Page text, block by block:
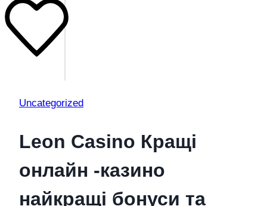
Uncategorized
Leon Casino Кращі
онлайн -казино
найкращі бонуси та